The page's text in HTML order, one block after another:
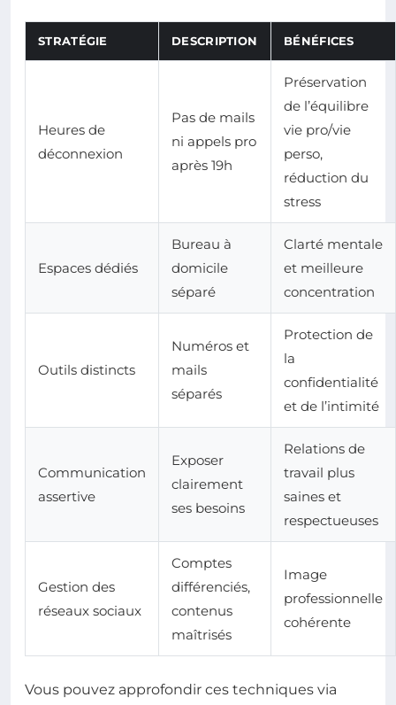
STRATÉGIE DESCRIPTION BÉNÉFICES
Heures de
déconnexion
Pas de mails
ni appels pro
après 19h
Préservation
de l’équilibre
vie pro/vie
perso,
réduction du
stress
Espaces dédiés
Bureau à
domicile
séparé
Clarté mentale
et meilleure
concentration
Outils distincts
Numéros et
mails
séparés
Protection de
la
confidentialité
et de l’intimité
Communication
assertive
Exposer
clairement
ses besoins
Relations de
travail plus
saines et
respectueuses
Gestion des
réseaux sociaux
Comptes
différenciés,
contenus
maîtrisés
Image
professionnelle
cohérente
Vous pouvez approfondir ces techniques via